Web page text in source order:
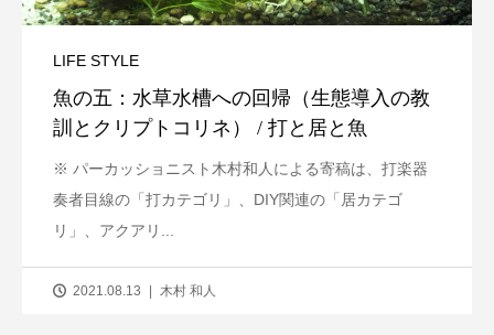
LIFE STYLE
魚の五：水草水槽への回帰（生態導入の教
訓とクリプトコリネ） / 打と居と魚
※ パーカッショニスト木村和人による寄稿は、打楽器
奏者目線の「打カテゴリ」、DIY関連の「居カテゴ
リ」、アクアリ...
2021.08.13 木村 和人